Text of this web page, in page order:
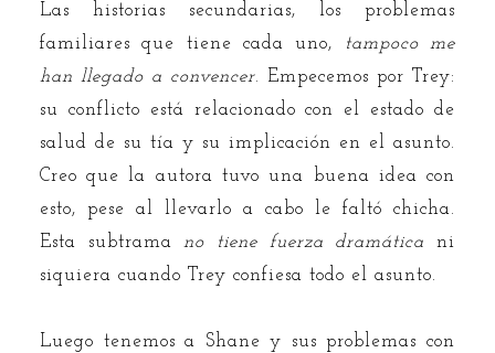
Las historias secundarias, los problemas
familiares que tiene cada uno,
tampoco me
han llegado a convencer. Empecemos por Trey:
su conflicto está relacionado con el estado de
salud de su tía y su implicación en el asunto.
Creo que la autora tuvo una buena idea con
esto, pese al llevarlo a cabo le faltó chicha.
Esta subtramano tiene fuerza dramáticani
siquiera cuando Trey confiesa todo el asunto.
Luego tenemos a Shane y sus problemas con